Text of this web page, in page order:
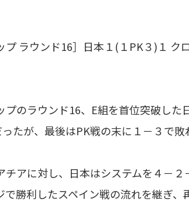
プ ラウンド16］日本１(１PK３)１
のラウンド16、E組を首位突破した
たが、最後はPK戦の末に１－３で敗
アに対し、日本はシステムを４－
勝利したスペイン戦の流れを継ぎ、